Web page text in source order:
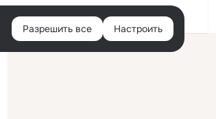
Войти
Разрешить все Настроить